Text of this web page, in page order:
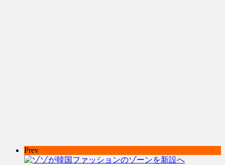
Prev